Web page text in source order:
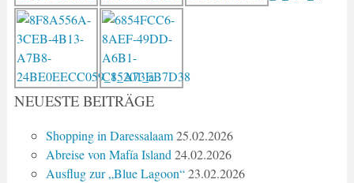
NEUESTE BEITRÄGE
Shopping in Daressalaam 25.02.2026
Abreise von Mafía Island 24.02.2026
Ausflug zur „Blue Lagoon“ 23.02.2026